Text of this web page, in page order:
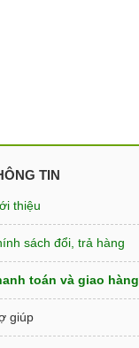
TIN
thiệu
sách đổi, trả hàng
toán và giao hàng
giúp